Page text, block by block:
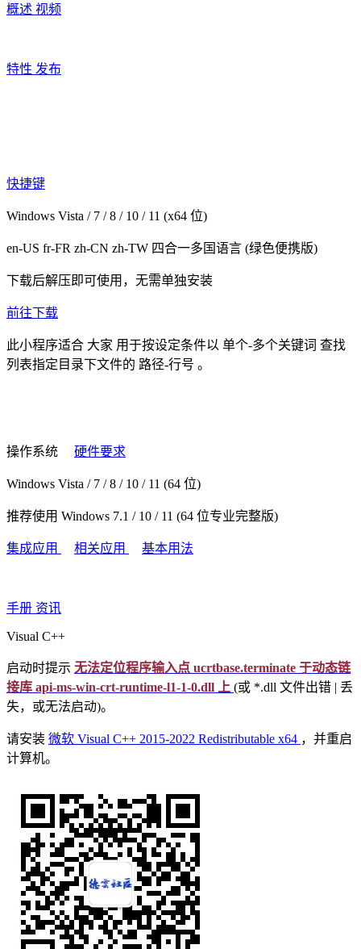
概述 视频
特性 发布
快捷键
Windows Vista / 7 / 8 / 10 / 11 (x64 位)
en-US fr-FR zh-CN zh-TW 四合一多国语言 (绿色便携版)
下载后解压即可使用，无需单独安装
前往下载
此小程序适合 大家 用于按设定条件以 单个-多个关键词 查找
列表指定目录下文件的 路径-行号 。
操作系统 硬件要求
Windows Vista / 7 / 8 / 10 / 11 (64 位)
推荐使用 Windows 7.1 / 10 / 11 (64 位专业完整版)
集成应用 相关应用 基本用法
手册 资讯
Visual C++
启动时提示 无法定位程序输入点 ucrtbase.terminate 于动态链
接库 api-ms-win-crt-runtime-l1-1-0.dll 上 (或 *.dll 文件出错 | 丢
失，或无法启动)。
请安装 微软 Visual C++ 2015-2022 Redistributable x64 ，并重启
计算机。